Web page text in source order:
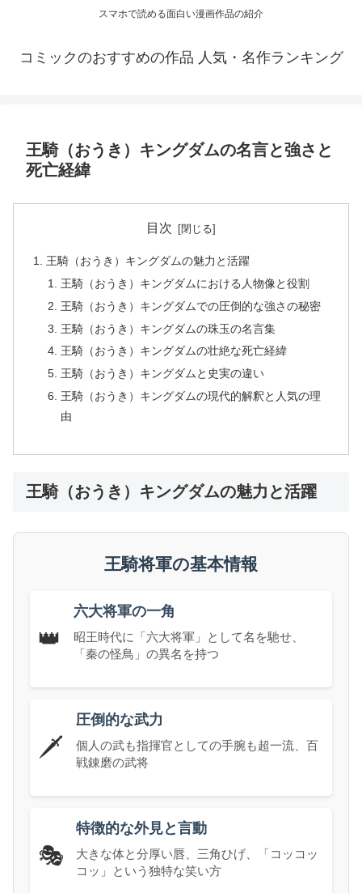
スマホで読める面白い漫画作品の紹介
コミックのおすすめの作品 人気・名作ランキング
王騎（おうき）キングダムの名言と強さと
死亡経緯
目次
王騎（おうき）キングダムの魅力と活躍
王騎（おうき）キングダムにおける人物像と役割
王騎（おうき）キングダムでの圧倒的な強さの秘密
王騎（おうき）キングダムの珠玉の名言集
王騎（おうき）キングダムの壮絶な死亡経緯
王騎（おうき）キングダムと史実の違い
王騎（おうき）キングダムの現代的解釈と人気の理
由
王騎（おうき）キングダムの魅力と活躍
王騎将軍の基本情報
👑
六大将軍の一角
昭王時代に「六大将軍」として名を馳せ、
「秦の怪鳥」の異名を持つ
🗡️
圧倒的な武力
個人の武も指揮官としての手腕も超一流、百
戦錬磨の武将
🎭
特徴的な外見と言動
大きな体と分厚い唇、三角ひげ、「コッコッ
コッ」という独特な笑い方